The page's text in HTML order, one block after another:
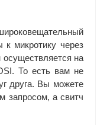
микротику через
на
То есть вам не
друга. Вы можете
запросом, а свитч